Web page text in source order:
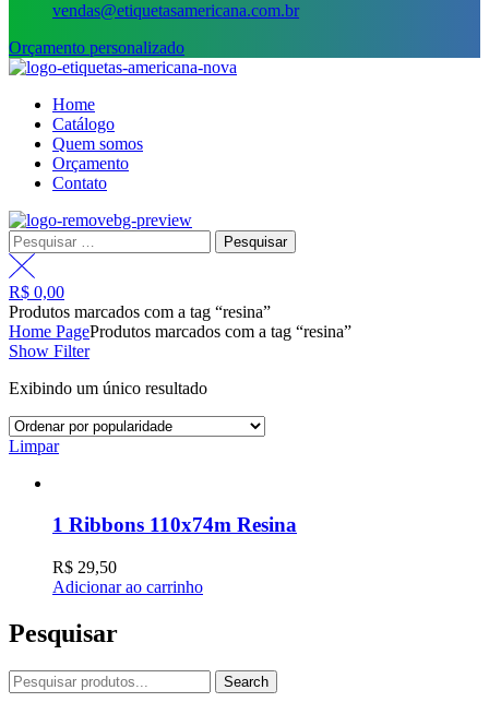
vendas@etiquetasamericana.com.br
Orçamento personalizado
Menu
Home
Catálogo
Quem somos
Orçamento
Contato
Pesquisar
por:
R$ 0,00
Produtos marcados com a tag “resina”
Home PageProdutos marcados com a tag “resina”
Show Filter
Exibindo um único resultado
Limpar
1 Ribbons 110x74m Resina
R$ 29,50
Adicionar ao carrinho
Pesquisar
Procurar: Search